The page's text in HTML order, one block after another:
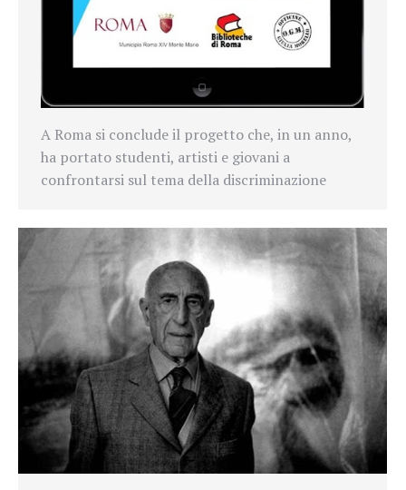
A Roma si conclude il progetto che, in un anno,
ha portato studenti, artisti e giovani a
confrontarsi sul tema della discriminazione